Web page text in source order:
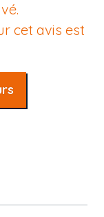
cet avis est